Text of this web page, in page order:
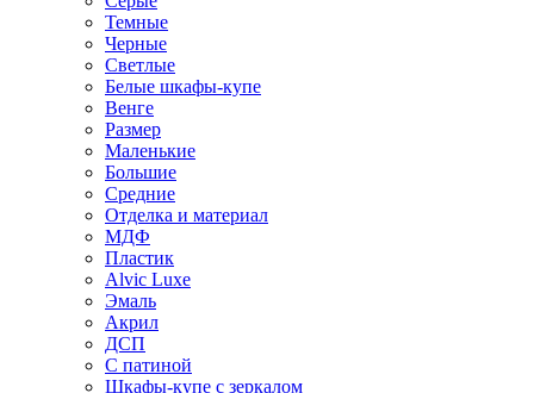
Темные
Черные
Светлые
Белые шкафы-купе
Венге
Размер
Маленькие
Большие
Средние
Отделка и материал
МДФ
Пластик
Alvic Luxe
Эмаль
Акрил
ДСП
С патиной
Шкафы-купе с зеркалом